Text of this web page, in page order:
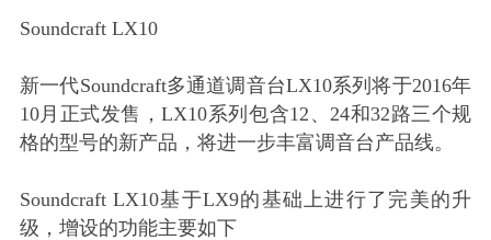
Soundcraft LX10
新一代Soundcraft多通道调音台LX10系列将于2016年
10月正式发售，LX10系列包含12、24和32路三个规
格的型号的新产品，将进一步丰富调音台产品线。
Soundcraft LX10基于LX9的基础上进行了完美的升
级，增设的功能主要如下